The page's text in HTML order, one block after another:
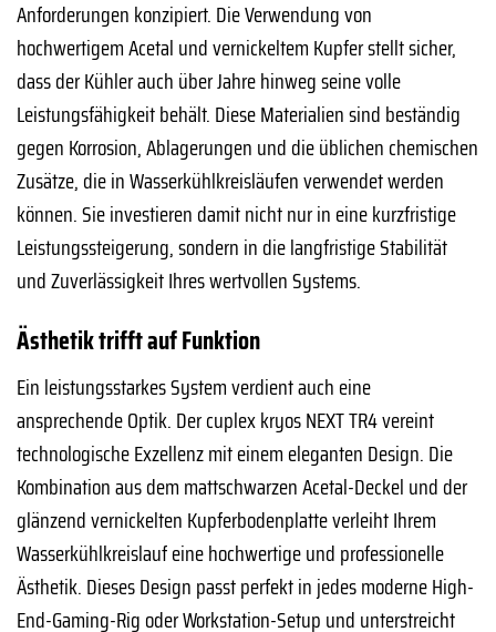
Anforderungen konzipiert. Die Verwendung von
hochwertigem Acetal und vernickeltem Kupfer stellt sicher,
dass der Kühler auch über Jahre hinweg seine volle
Leistungsfähigkeit behält. Diese Materialien sind beständig
gegen Korrosion, Ablagerungen und die üblichen chemischen
Zusätze, die in Wasserkühlkreisläufen verwendet werden
können. Sie investieren damit nicht nur in eine kurzfristige
Leistungssteigerung, sondern in die langfristige Stabilität
und Zuverlässigkeit Ihres wertvollen Systems.
Ästhetik trifft auf Funktion
Ein leistungsstarkes System verdient auch eine
ansprechende Optik. Der cuplex kryos NEXT TR4 vereint
technologische Exzellenz mit einem eleganten Design. Die
Kombination aus dem mattschwarzen Acetal-Deckel und der
glänzend vernickelten Kupferbodenplatte verleiht Ihrem
Wasserkühlkreislauf eine hochwertige und professionelle
Ästhetik. Dieses Design passt perfekt in jedes moderne High-
End-Gaming-Rig oder Workstation-Setup und unterstreicht